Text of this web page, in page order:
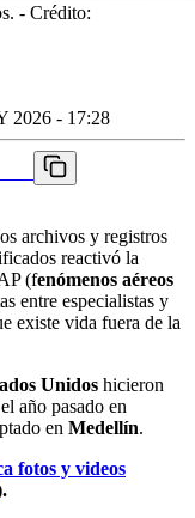
- Crédito:
2026 - 17:28
archivos y registros
reactivó la
(fenómenos aéreos
entre especialistas y
existe vida fuera de la
Unidos hicieron
año pasado en
en Medellín.
fotos y videos